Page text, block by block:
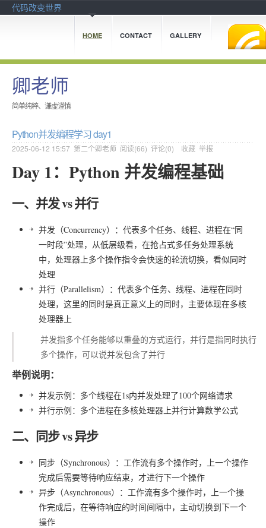
代码改变世界
HOME CONTACT GALLERY
卿老师
简单纯粹、谦虚谨慎
Python并发编程学习 day1
2025-06-12 15:57 第二个卿老师 阅读(66) 评论(0) 收藏 举报
Day 1：Python 并发编程基础
一、并发 vs 并行
并发（Concurrency）：代表多个任务、线程、进程在“同
一时段”处理，从低层级看，在抢占式多任务处理系统
中，处理器上多个操作指令会快速的轮流切换，看似同时
处理
并行（Parallelism）：代表多个任务、线程、进程在同时
处理，这里的同时是真正意义上的同时，主要体现在多核
处理器上
并发指多个任务能够以重叠的方式运行，并行是指同时执行
多个操作，可以说并发包含了并行
举例说明：
并发示例：多个线程在1s内并发处理了100个网络请求
并行示例：多个进程在多核处理器上并行计算数学公式
二、同步 vs 异步
同步（Synchronous）：工作流有多个操作时，上一个操作
完成后需要等待响应结束，才进行下一个操作
异步（Asynchronous）：工作流有多个操作时，上一个操
作完成后，在等待响应的时间间隔中，主动切换到下一个
操作